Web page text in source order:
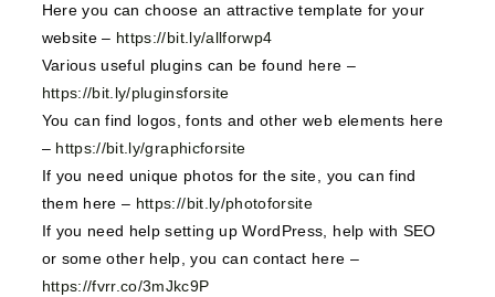
Here you can choose an attractive template for your
website – https://bit.ly/allforwp4
Various useful plugins can be found here –
https://bit.ly/pluginsforsite
You can find logos, fonts and other web elements here
– https://bit.ly/graphicforsite
If you need unique photos for the site, you can find
them here – https://bit.ly/photoforsite
If you need help setting up WordPress, help with SEO
or some other help, you can contact here –
https://fvrr.co/3mJkc9P